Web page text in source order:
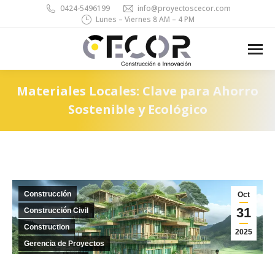
0424-5496199
info@proyectoscecor.com
Lunes – Viernes 8 AM – 4 PM
Materiales Locales: Clave para Ahorro
Sostenible y Ecológico
Oct
31
2025
Construcción
Construcción Civil
Construction
Gerencia de Proyectos